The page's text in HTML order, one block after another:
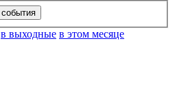
в выходные в этом месяце